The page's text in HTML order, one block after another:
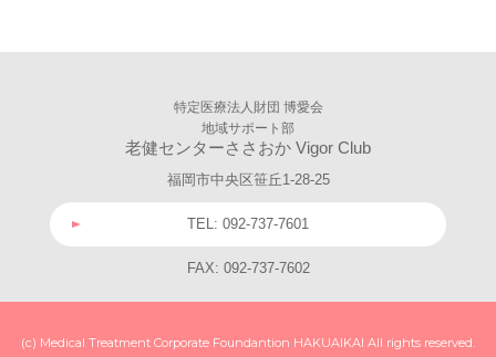
特定医療法人財団 博愛会
地域サポート部
老健センターささおか Vigor Club
福岡市中央区笹丘1-28-25
TEL: 092-737-7601
FAX: 092-737-7602
(c) Medical Treatment Corporate Foundantion HAKUAIKAI All rights reserved.